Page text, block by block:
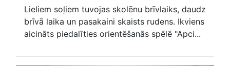
Lieliem soļiem tuvojas skolēnu brīvlaiks, daudz
brīvā laika un pasakaini skaists rudens. Ikviens
aicināts piedalīties orientēšanās spēlē "Apci...